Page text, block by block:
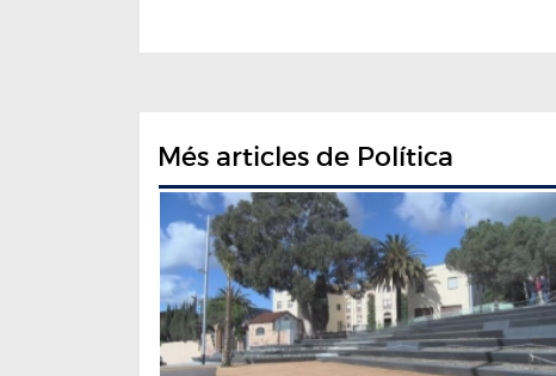
Més articles de Política